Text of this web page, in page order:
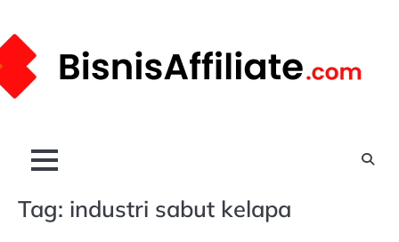
to
content
Tag: industri sabut kelapa